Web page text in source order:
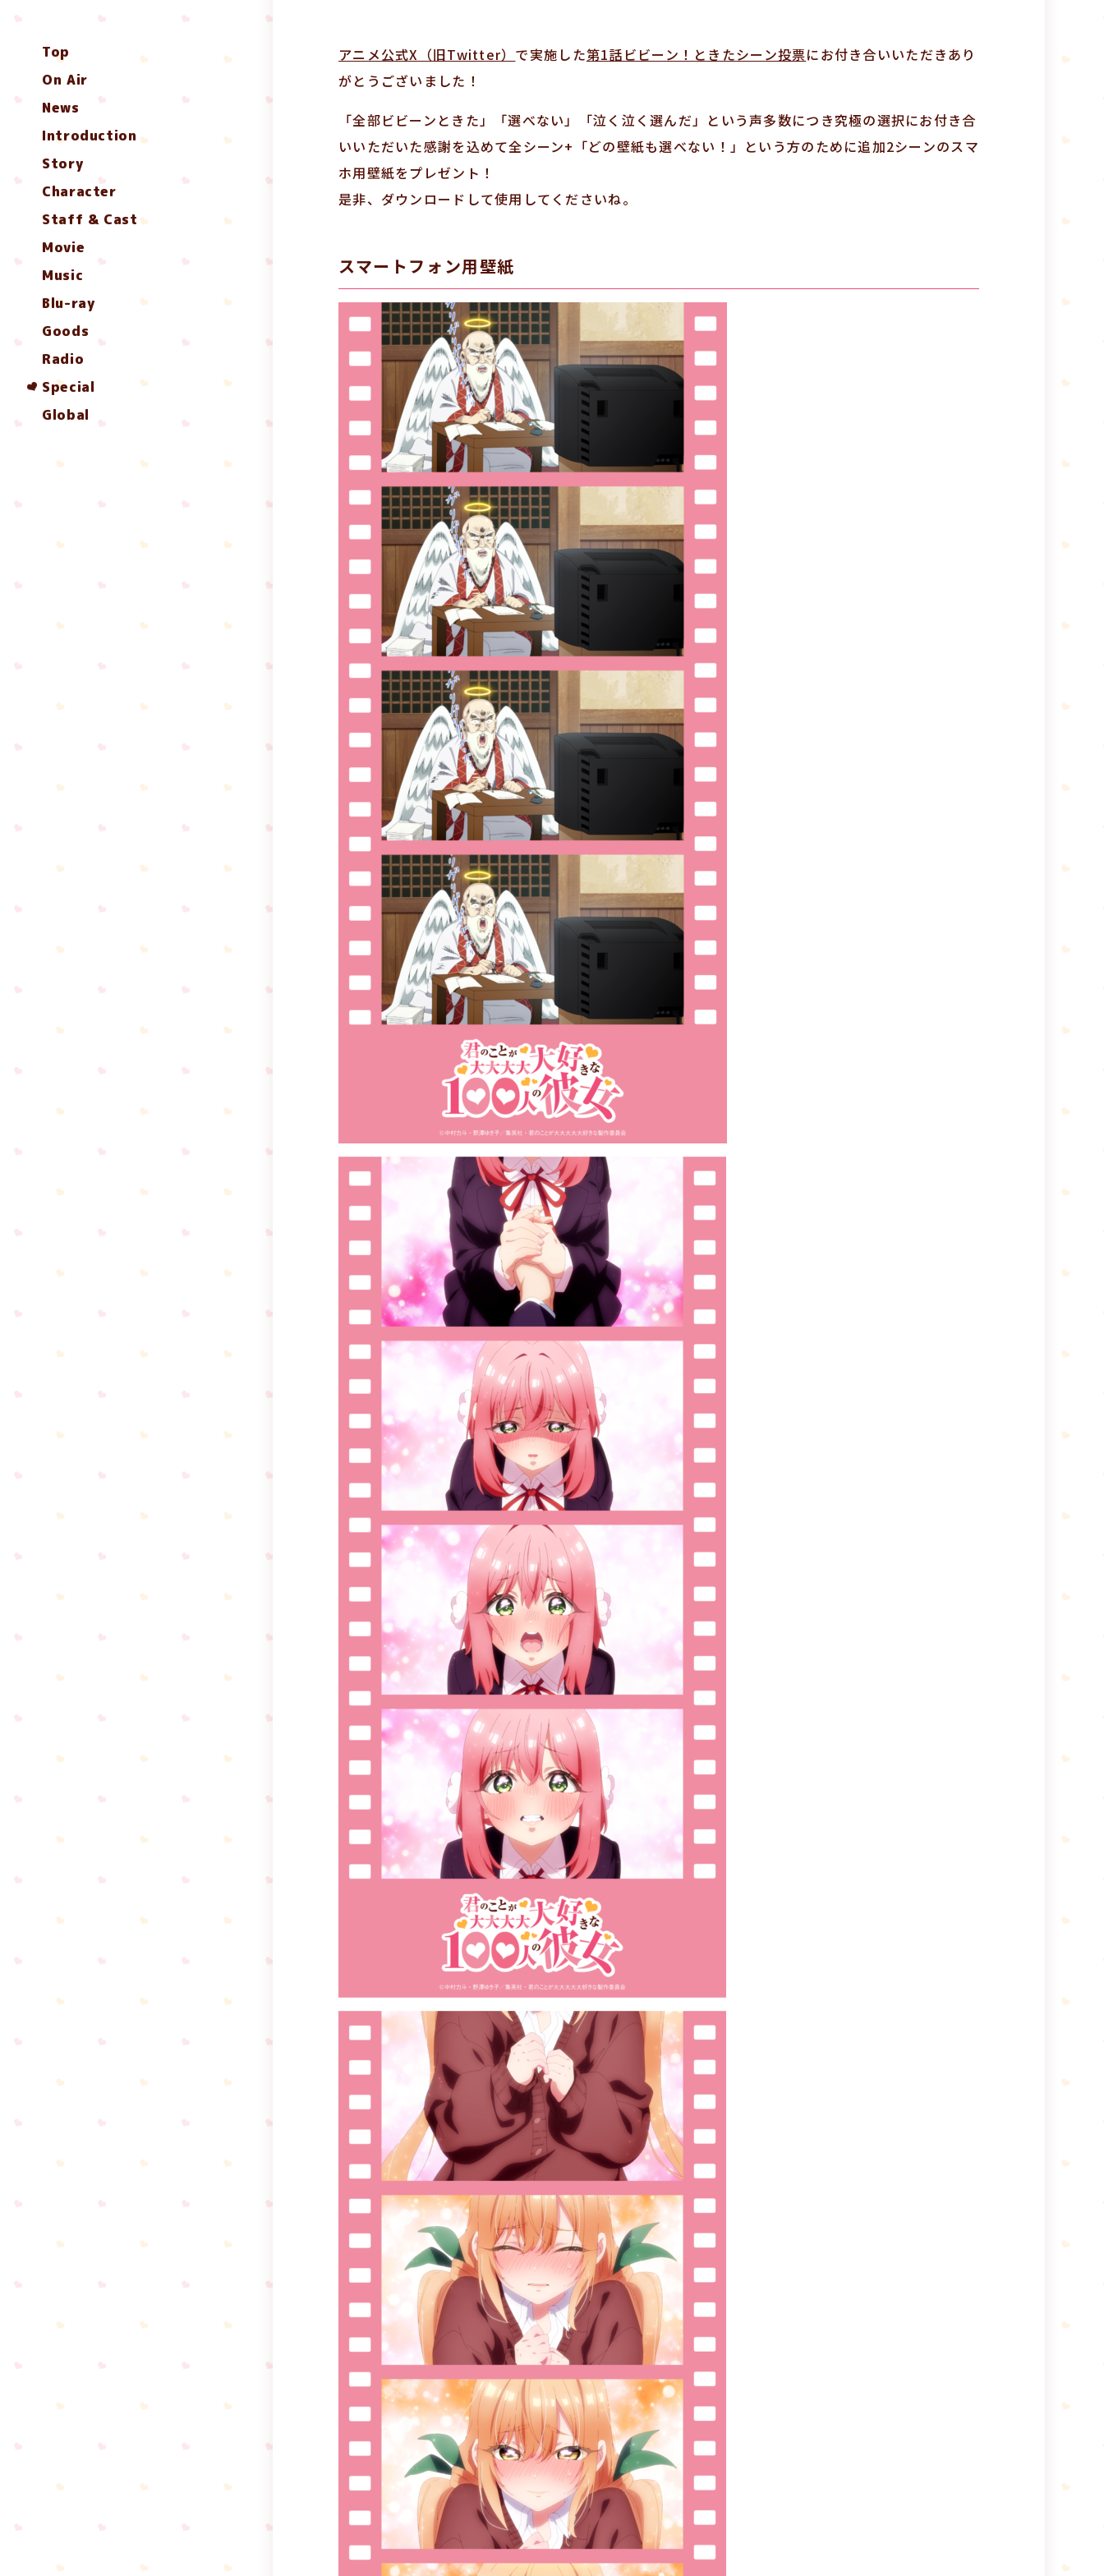
Top
On Air
News
Introduction
Story
Character
Staff & Cast
Movie
Music
Blu-ray
Goods
Radio
Special
Global
アニメ公式X（旧Twitter） で実施した第1話ビビーン！ときたシーン投票にお付き合いいただきあり
がとうございました！
「全部ビビーンときた」「選べない」「泣く泣く選んだ」という声多数につき究極の選択にお付き合
いいただいた感謝を込めて全シーン+「どの壁紙も選べない！」という方のために追加2シーンのスマ
ホ用壁紙をプレゼント！
是非、ダウンロードして使用してくださいね。
スマートフォン用壁紙